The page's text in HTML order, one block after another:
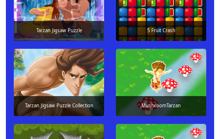
Tarzan Jigsaw Puzzle 5 Fruit Crash
Tarzan Jigsaw Puzzle Collection MushroomTarzan